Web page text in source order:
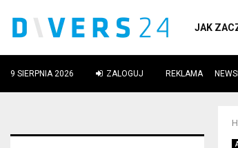
JAK
9 SIERPNIA 2026 ZALOGUJ REKLAMA